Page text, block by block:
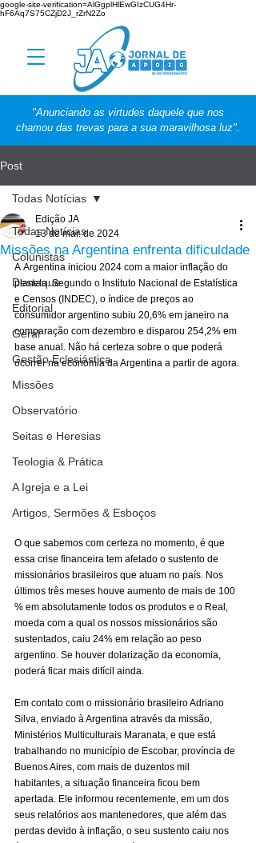
google-site-verification=AlGgplHlEwGIzCUG4Hr-
hF6Aq7S75CZjD2J_rZrN2Zo
"Anunciando as virtudes daquele que nos
chamou das trevas para a sua maravilhosa luz".
Post
Todas Notícias
Colunistas
Destaque
Editorial
Geral
Gestão Eclesiástica
Missões
Observatório
Seitas e Heresias
Teologia & Prática
A Igreja e a Lei
Artigos, Sermões & Esboços
Todas Notícias
Missões na Argentina enfrenta dificuldade
Edição JA
13 de mar. de 2024
A Argentina iniciou 2024 com a maior inflação do
planeta. Segundo o Instituto Nacional de Estatística
e Censos (INDEC), o índice de preços ao
consumidor argentino subiu 20,6% em janeiro na
comparação com dezembro e disparou 254,2% em
base anual. Não há certeza sobre o que poderá
ocorrer na economia da Argentina a partir de agora.
O que sabemos com certeza no momento, é que
essa crise financeira tem afetado o sustento de
missionários brasileiros que atuam no país. Nos
últimos três meses houve aumento de mais de 100
% em absolutamente todos os produtos e o Real,
moeda com a qual os nossos missionários são
sustentados, caiu 24% em relação ao peso
argentino. Se houver dolarização da economia,
poderá ficar mais difícil ainda.
Em contato com o missionário brasileiro Adriano
Silva, enviado à Argentina através da missão,
Ministérios Multiculturais Maranata, e que está
trabalhando no município de Escobar, província de
Buenos Aires, com mais de duzentos mil
habitantes, a situação financeira ficou bem
apertada. Ele informou recentemente, em um dos
seus relatórios aos mantenedores, que além das
perdas devido à inflação, o seu sustento caiu nos